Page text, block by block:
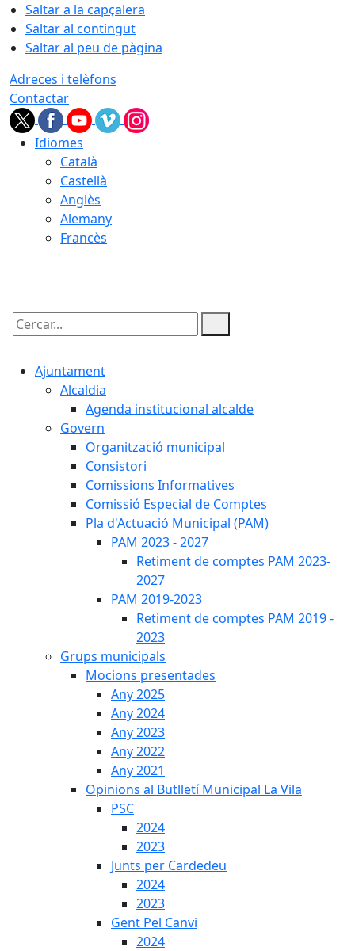
Saltar a la capçalera
Saltar al contingut
Saltar al peu de pàgina
Adreces i telèfons
Contactar
Idiomes
Català
Castellà
Anglès
Alemany
Francès
Cercar:
Ajuntament
Alcaldia
Agenda institucional alcalde
Govern
Organització municipal
Consistori
Comissions Informatives
Comissió Especial de Comptes
Pla d'Actuació Municipal (PAM)
PAM 2023 - 2027
Retiment de comptes PAM 2023-
2027
PAM 2019-2023
Retiment de comptes PAM 2019 -
2023
Grups municipals
Mocions presentades
Any 2025
Any 2024
Any 2023
Any 2022
Any 2021
Opinions al Butlletí Municipal La Vila
PSC
2024
2023
Junts per Cardedeu
2024
2023
Gent Pel Canvi
2024